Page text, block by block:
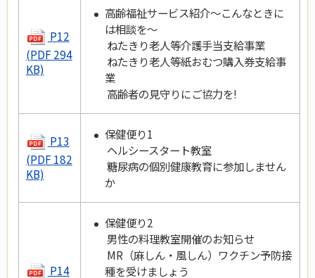
P12
(PDF 294
KB)
高齢福祉サービス紹介～こんなときに
は相談を～
ねたきり老人等介護手当支給事業
ねたきり老人等紙おむつ購入券支給事
業
高齢者の見守りにご協力を!
P13
(PDF 182
KB)
保健便り1
ヘルシースタート教室
糖尿病の個別健康教育に参加しません
か
P14
保健便り2
男性の料理教室開催のお知らせ
MR（麻しん・風しん）ワクチン予防接
種を受けましょう